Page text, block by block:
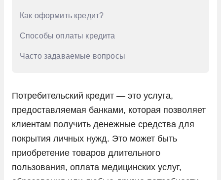
Как оформить кредит?
Способы оплаты кредита
Часто задаваемые вопросы
Потребительский кредит — это услуга,
предоставляемая банками, которая позволяет
клиентам получить денежные средства для
покрытия личных нужд. Это может быть
приобретение товаров длительного
пользования, оплата медицинских услуг,